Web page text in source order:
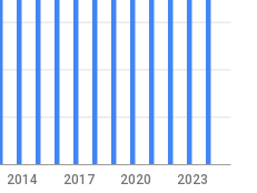
2014 2017 2020 2023